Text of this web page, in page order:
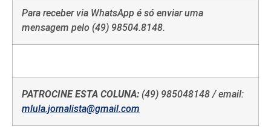
Para receber via WhatsApp é só enviar uma
mensagem pelo (49) 98504.8148.
PATROCINE ESTA COLUNA: (49) 985048148 / email:
mlula.jornalista@gmail.com